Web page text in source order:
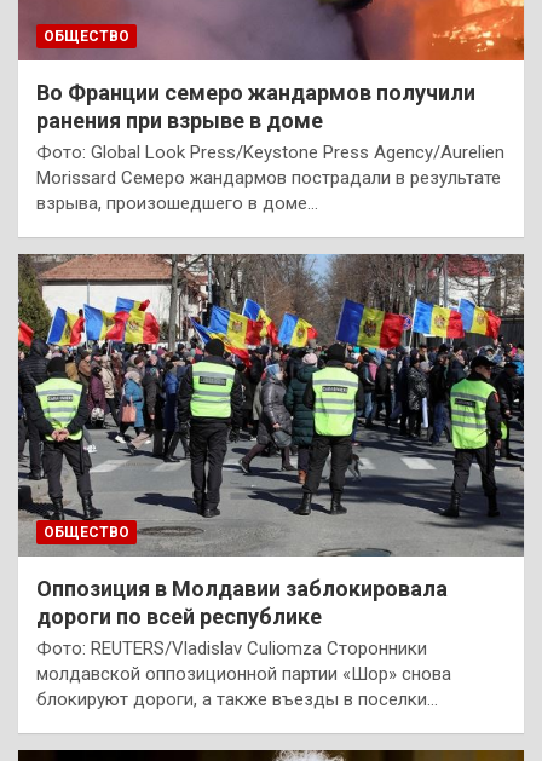
ОБЩЕСТВО
Во Франции семеро жандармов получили
ранения при взрыве в доме
Фото: Global Look Press/Keystone Press Agency/Aurelien
Morissard Семеро жандармов пострадали в результате
взрыва, произошедшего в доме…
ОБЩЕСТВО
Оппозиция в Молдавии заблокировала
дороги по всей республике
Фото: REUTERS/Vladislav Culiomza Сторонники
молдавской оппозиционной партии «Шор» снова
блокируют дороги, а также въезды в поселки…